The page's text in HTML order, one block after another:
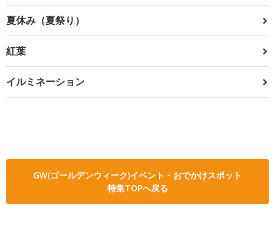
夏休み（夏祭り）
紅葉
イルミネーション
GW(ゴールデンウィーク)イベント・おでかけスポット
特集TOPへ戻る